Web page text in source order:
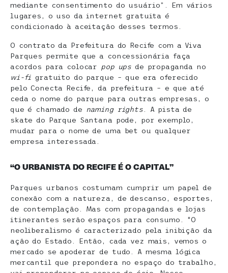
mediante consentimento do usuário”. Em vários
lugares, o uso da internet gratuita é
condicionado à aceitação desses termos.
O contrato da Prefeitura do Recife com a Viva
Parques permite que a concessionária faça
acordos para colocar
pop ups de propaganda no
wi-fi gratuito do parque – que era oferecido
pelo Conecta Recife, da prefeitura – e que até
ceda o nome do parque para outras empresas, o
que é chamado de
naming rights. A pista de
skate do Parque Santana pode, por exemplo,
mudar para o nome de uma bet ou qualquer
empresa interessada.
“O URBANISTA DO RECIFE É O CAPITAL”
Parques urbanos costumam cumprir um papel de
conexão com a natureza, de descanso, esportes,
de contemplação. Mas com propagandas e lojas
itinerantes serão espaços para consumo. “O
neoliberalismo é caracterizado pela inibição da
ação do Estado. Então, cada vez mais, vemos o
mercado se apoderar de tudo. A mesma lógica
mercantil que prepondera no espaço do trabalho,